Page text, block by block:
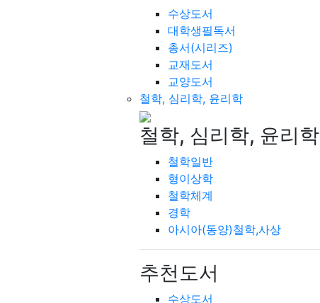
수상도서
대학생필독서
총서(시리즈)
교재도서
교양도서
철학, 심리학, 윤리학
철학, 심리학, 윤리학
철학일반
형이상학
철학체계
경학
아시아(동양)철학,사상
추천도서
수상도서